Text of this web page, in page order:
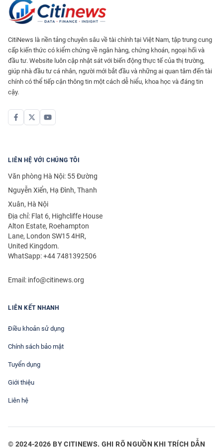
CitiNews là nền tảng chuyên sâu về tài chính tại Việt Nam, tập trung cung
cấp kiến thức có kiểm chứng về ngân hàng, chứng khoán, ngoại hối và
đầu tư. Website luôn cập nhật sát với biến động thực tế của thị trường,
giúp nhà đầu tư cá nhân, người mới bắt đầu và những ai quan tâm đến tài
chính có thể tiếp cận thông tin một cách dễ hiểu, khoa học và đáng tin
cậy.
LIÊN HỆ VỚI CHÚNG TÔI
Văn phòng Hà Nội: 55 Đường
Nguyễn Xiển, Hạ Đình, Thanh
Xuân, Hà Nội
Địa chỉ: Flat 6, Highcliffe House
Alton Estate, Roehampton
Lane, London SW15 4HR,
United Kingdom.
WhatSapp: +44 7481392506
Email: info@citinews.org
LIÊN KẾT NHANH
Điều khoản sử dụng
Chính sách bảo mật
Tuyển dụng
Giới thiệu
Liên hệ
© 2024-2026 BY CITINEWS. GHI RÕ NGUỒN KHI TRÍCH DẪN